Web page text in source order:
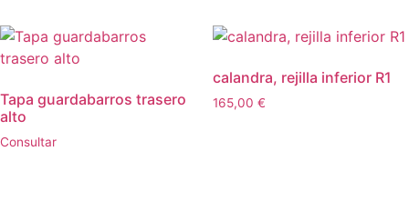
Tapa guardabarros trasero
alto
Consultar
calandra, rejilla inferior R1
165,00 €